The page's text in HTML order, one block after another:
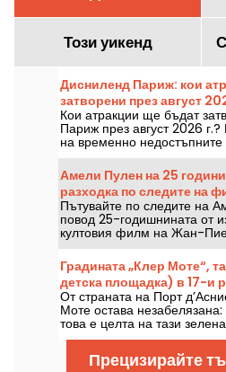
Този уикенд
Дисниленд Париж: кои
затворени през август
Кои атракции ще бъдат
Париж през август 2026
на временно
поддръжка или
планирате посещението си
Дисни.
Амели Пулен на 25
разходка по следите на
Пътувайте по следите на
повод 25-годишнината от
култовия филм на Жан-
Градината „Клер Моте“,
детска площадка) в 17-и
От страната на Порт
Моте остава
това е целта на тази
предложи място за
Прецизирайте